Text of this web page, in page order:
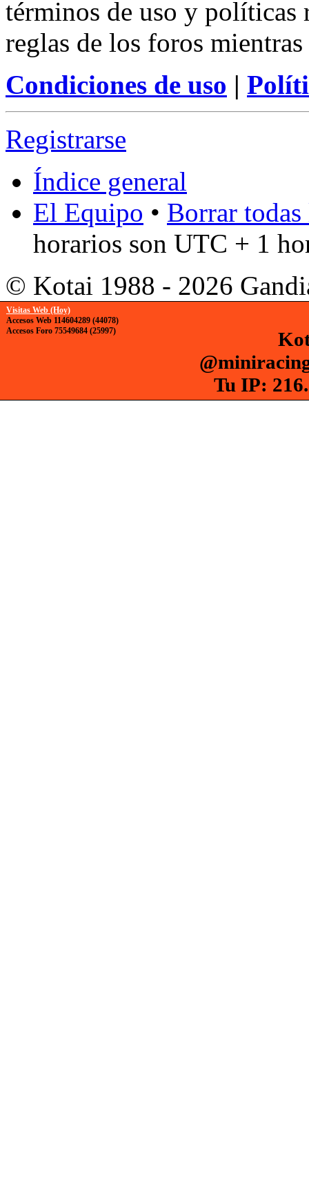
términos de uso y políticas
reglas de los foros
Condiciones de uso |
Registrarse
Índice general
El Equipo • Borrar
horarios son UTC + 1
© Kotai 1988 - 2026
Visitas Web (Hoy)
Accesos Web 114604289 (44078)
Accesos Foro 75549684 (25997)
Tu IP: